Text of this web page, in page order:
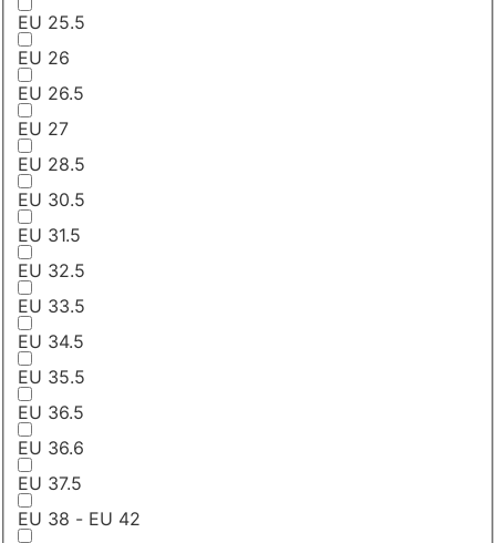
EU 25.5
EU 26
EU 26.5
EU 27
EU 28.5
EU 30.5
EU 31.5
EU 32.5
EU 33.5
EU 34.5
EU 35.5
EU 36.5
EU 36.6
EU 37.5
EU 38 - EU 42